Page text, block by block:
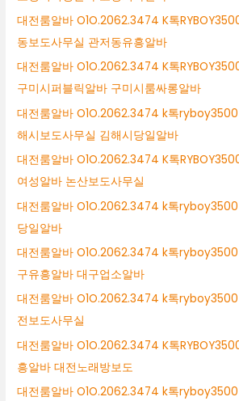
대전룸알바 O1O.2062.3474 K톡
동보도사무실 관저동유흥알바
대전룸알바 O1O.2062.3474 K톡
구미시퍼블릭알바 구미시룸싸롱알바
대전룸알바 O1O.2062.3474 k톡
해시보도사무실 김해시당일알바
대전룸알바 O1O.2062.3474 K톡
여성알바 논산보도사무실
대전룸알바 O1O.2062.3474 k톡
당일알바
대전룸알바 O1O.2062.3474 k톡
구유흥알바 대구업소알바
대전룸알바 O1O.2062.3474 k톡
전보도사무실
대전룸알바 O1O.2062.3474 K톡
흥알바 대전노래방보도
대전룸알바 O1O.2062.3474 k톡